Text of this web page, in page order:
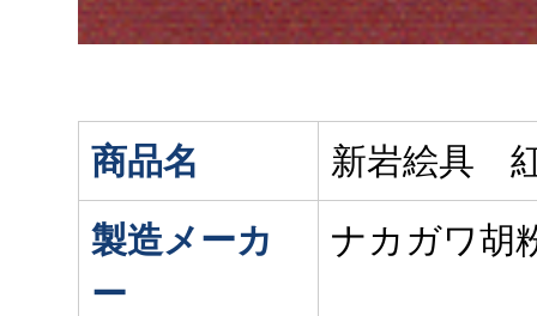
商品名
新岩絵具
製造メーカ
ー
ナカガワ胡